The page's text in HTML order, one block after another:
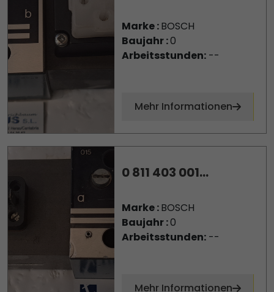
Marke :BOSCH
Baujahr :0
Arbeitsstunden:--
Mehr Informationen
0 811 403 001...
Marke :BOSCH
Baujahr :0
Arbeitsstunden:--
Mehr Informationen